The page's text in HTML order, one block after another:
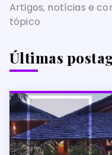
Artigos, notícias e
tópico
Últimas